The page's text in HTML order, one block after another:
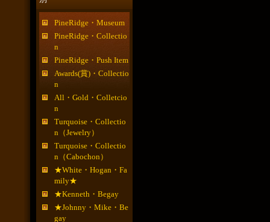
PineRidge・Museum
PineRidge・Collectio
n
PineRidge・Push Item
Awards(賞)・Collectio
n
All・Gold・Colletcio
n
Turquoise・Collectio
n（Jewelry）
Turquoise・Collectio
n（Cabochon）
★White・Hogan・Fa
mily★
★Kenneth・Begay
★Johnny・Mike・Be
gay